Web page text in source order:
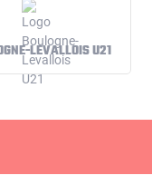
LEVALLOIS U21